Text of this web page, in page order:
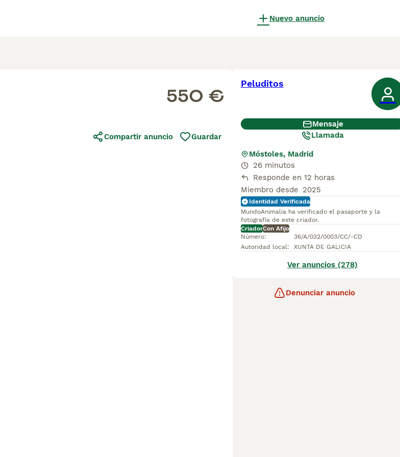
Nuevo anuncio
550 €
Compartir anuncio Guardar
Peluditos
Mensaje
Llamada
Móstoles, Madrid
26 minutos
Responde en 12 horas
Miembro desde 2025
Identidad Verificada
MundoAnimalia ha verificado el pasaporte y la
fotografía de este criador.
CriadorCon Afijo
Número:
36/A/032/0003/CC/-CD
Autoridad local: XUNTA DE GALICIA
Ver anuncios (278)
Denunciar anuncio